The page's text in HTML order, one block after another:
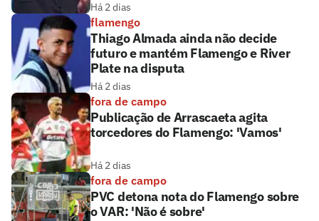
Há 2 dias
flamengo
Thiago Almada ainda não decide
futuro e mantém Flamengo e River
Plate na disputa
Há 2 dias
fora de campo
Publicação de Arrascaeta agita
torcedores do Flamengo: 'Vamos'
Há 2 dias
fora de campo
PVC detona nota do Flamengo sobre
o VAR: 'Não é sobre'